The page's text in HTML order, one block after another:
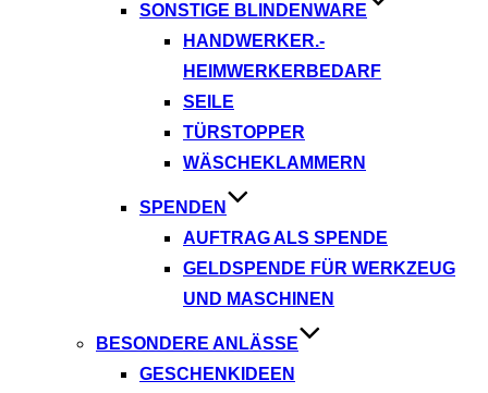
SONSTIGE BLINDENWARE
HANDWERKER.-
HEIMWERKERBEDARF
SEILE
TÜRSTOPPER
WÄSCHEKLAMMERN
SPENDEN
AUFTRAG ALS SPENDE
GELDSPENDE FÜR WERKZEUG
UND MASCHINEN
BESONDERE ANLÄSSE
GESCHENKIDEEN